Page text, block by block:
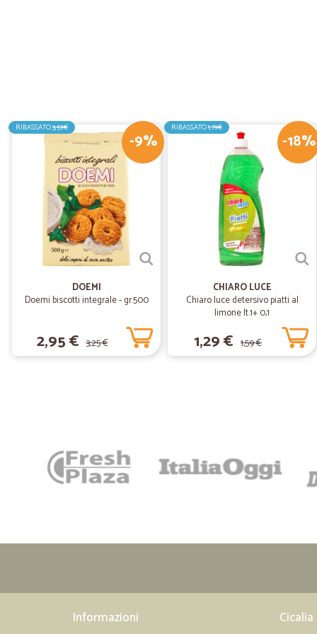
-9%
RIBASSATO3,59€
DOEMI
Doemi biscotti integrale - gr.500
2,95 € 3,25 €
-18%
RIBASSATO1,79€
CHIARO LUCE
Chiaro luce detersivo piatti al
limone lt.1+ 0,1
1,29 € 1,59 €
Informazioni Cicalia